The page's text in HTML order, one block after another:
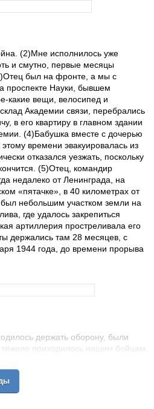
(2)Мне исполнилось уже
и смутно, первые месяцы
был на фронте, а мы с
проспекте Науки, бывшем
какие вещи, велосипед и
Академии связи, перебрались
в его квартиру в главном здании
(4)Бабушка вместе с дочерью
времени эвакуировалась из
отказался уезжать, поскольку
(5)Отец, командир
недалеко от Ленинграда, на
«пятачке», в 40 километрах от
был небольшим участком земли на
где удалось закрепиться
артиллерия простреливала его
держались там 28 месяцев, с
1944 года, до времени прорыва
держать оборону, были
приходилось нашим бойцам,
бойцов с ораниенбаумского
переправлять в ленинградские
возможностью сделать это был